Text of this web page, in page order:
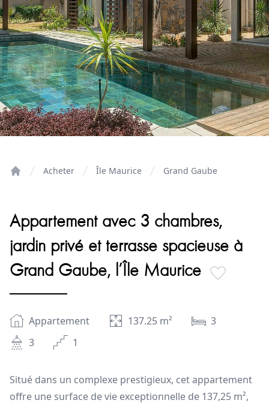
Acheter Île Maurice Grand Gaube
Appartement avec 3 chambres,
jardin privé et terrasse spacieuse à
Grand Gaube, l’Île Maurice
Appartement 137.25 m²
3
3
1
Situé dans un complexe prestigieux, cet appartement
offre une surface de vie exceptionnelle de 137,25 m²,